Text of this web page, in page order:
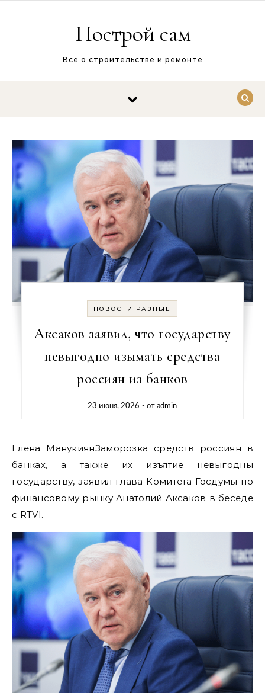
Построй сам
Всё о строительстве и ремонте
НОВОСТИ РАЗНЫЕ
Аксаков заявил, что государству
невыгодно изымать средства
россиян из банков
23 июня, 2026 - отadmin
Елена МанукиянЗаморозка средств россиян в
банках, а также их изъятие невыгодны
государству, заявил глава Комитета Госдумы по
финансовому рынку Анатолий Аксаков в беседе
с RTVI.